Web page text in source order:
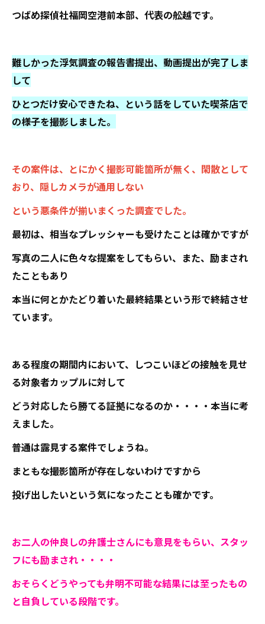
つばめ探偵社福岡空港前本部、代表の舩越です。
難しかった浮気調査の報告書提出、動画提出が完了しま
して
ひとつだけ安心できたね、という話をしていた喫茶店で
の様子を撮影しました。
その案件は、とにかく撮影可能箇所が無く、閑散として
おり、隠しカメラが通用しない
という悪条件が揃いまくった調査でした。
最初は、相当なプレッシャーも受けたことは確かですが
写真の二人に色々な提案をしてもらい、また、励まされ
たこともあり
本当に何とかたどり着いた最終結果という形で終結させ
ています。
ある程度の期間内において、しつこいほどの接触を見せ
る対象者カップルに対して
どう対応したら勝てる証拠になるのか・・・・本当に考
えました。
普通は露見する案件でしょうね。
まともな撮影箇所が存在しないわけですから
投げ出したいという気になったことも確かです。
お二人の仲良しの弁護士さんにも意見をもらい、スタッ
フにも励まされ・・・・
おそらくどうやっても弁明不可能な結果には至ったもの
と自負している段階です。